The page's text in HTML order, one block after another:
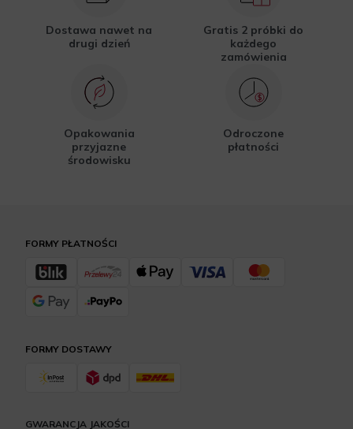
Dostawa nawet na
drugi dzień
Gratis 2 próbki do
każdego
zamówienia
Opakowania
przyjazne
środowisku
Odroczone
płatności
FORMY DOSTAWY
FORMY PŁATNOŚCI
GWARANCJA JAKOŚCI